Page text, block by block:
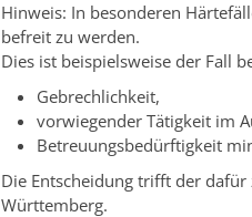
Hinweis: In besonderen
befreit zuwerden.
Dies ist beispielsweise der Fall
Gebrechlichkeit,
vorwiegender Tätigkeit im
Betreuungsbedürftigkeit
Die Entscheidung trifft der dafür
Württemberg.